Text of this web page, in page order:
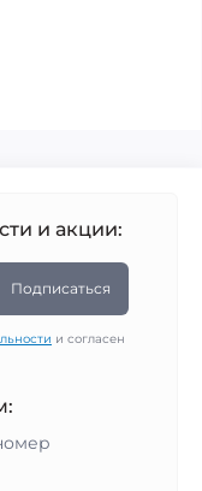
и акции:
Подписаться
и согласен